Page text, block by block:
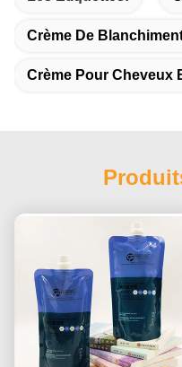
Crème De
Crème Pour Cheveux